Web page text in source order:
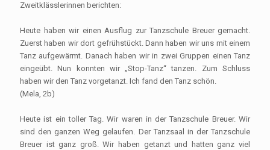
Zweitklässlerinnen berichten:
Heute haben wir einen Ausflug zur Tanzschule Breuer gemacht.
Zuerst haben wir dort gefrühstückt. Dann haben wir uns mit einem
Tanz aufgewärmt. Danach haben wir in zwei Gruppen einen Tanz
eingeübt. Nun konnten wir „Stop-Tanz“ tanzen. Zum Schluss
haben wir den Tanz vorgetanzt. Ich fand den Tanz schön.
(Mela, 2b)
Heute ist ein toller Tag. Wir waren in der Tanzschule Breuer. Wir
sind den ganzen Weg gelaufen. Der Tanzsaal in der Tanzschule
Breuer ist ganz groß. Wir haben getanzt und hatten ganz viel